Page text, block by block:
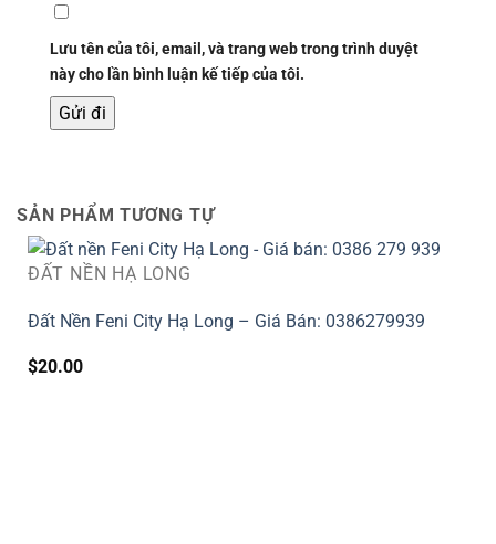
Lưu tên của tôi, email, và trang web trong trình duyệt
này cho lần bình luận kế tiếp của tôi.
SẢN PHẨM TƯƠNG TỰ
ĐẤT NỀN HẠ LONG
Đất Nền Feni City Hạ Long – Giá Bán: 0386279939
$20.00